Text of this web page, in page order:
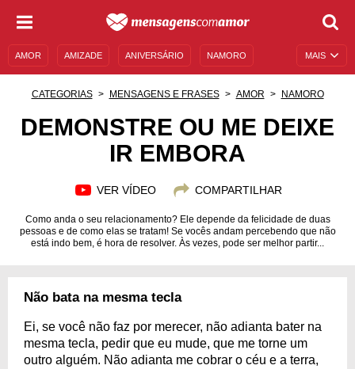
MAIS
AMOR AMIZADE ANIVERSÁRIO NAMORO
MENSAGENS E FRASES MENSAGENS DE ANIVERSÁRIO
CATEGORIAS MENSAGENS E FRASES AMOR NAMORO
DEMONSTRE OU ME DEIXE
IR EMBORA
VER VÍDEO COMPARTILHAR
Como anda o seu relacionamento? Ele depende da felicidade de duas
pessoas e de como elas se tratam! Se vocês andam percebendo que não
está indo bem, é hora de resolver. Às vezes, pode ser melhor partir...
Não bata na mesma tecla
Ei, se você não faz por merecer, não adianta bater na
mesma tecla, pedir que eu mude, que me torne um
outro alguém. Não adianta me cobrar o céu e a terra,